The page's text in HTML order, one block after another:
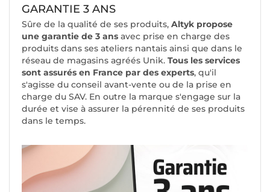
GARANTIE 3 ANS
Sûre de la qualité de ses produits, Altyk propose
une garantie de 3 ans avec prise en charge des
produits dans ses ateliers nantais ainsi que dans le
réseau de magasins agréés Unik. Tous les services
sont assurés en France par des experts, qu'il
s'agisse du conseil avant-vente ou de la prise en
charge du SAV. En outre la marque s'engage sur la
durée et vise à assurer la pérennité de ses produits
dans le temps.